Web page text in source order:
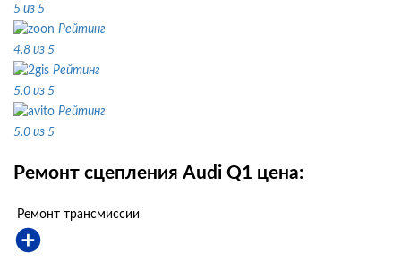
5 из 5
Рейтинг
4.8 из 5
Рейтинг
5.0 из 5
Рейтинг
5.0 из 5
Ремонт сцепления Audi Q1 цена:
Ремонт трансмиссии